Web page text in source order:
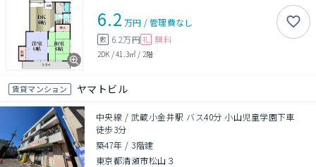
6.2 万円 /管理費なし
敷 6.2万円 礼 無料
2DK /41.3㎡ / 2階
賃貸マンション ヤマトビル
中央線 / 武蔵小金井駅 バス40分 小山児童学園下車
徒歩3分
築47年 / 3階建
東京都清瀬市松山３